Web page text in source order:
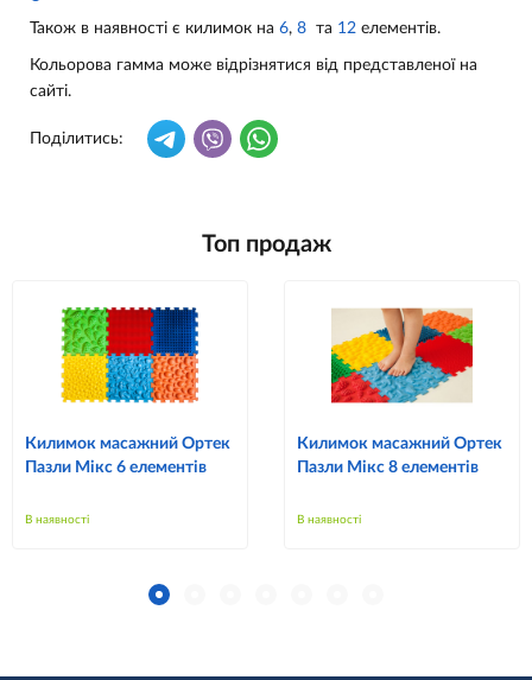
Також в наявності є килимок на 6, 8 та 12 елементів.
Кольорова гамма може відрізнятися від представленої на
сайті.
Поділитись:
Топ продаж
Килимок масажний Ортек
Пазли Мікс 6 елементів
В наявності
Килимок масажний Ортек
Пазли Мікс 8 елементів
В наявності